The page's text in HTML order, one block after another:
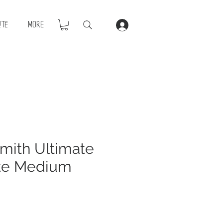
More
Ultimate
Medium